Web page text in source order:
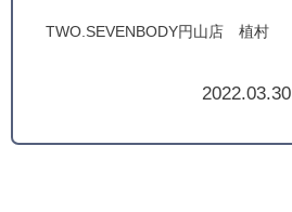
TWO.SEVENBODY円山店 植村
2022.03.30